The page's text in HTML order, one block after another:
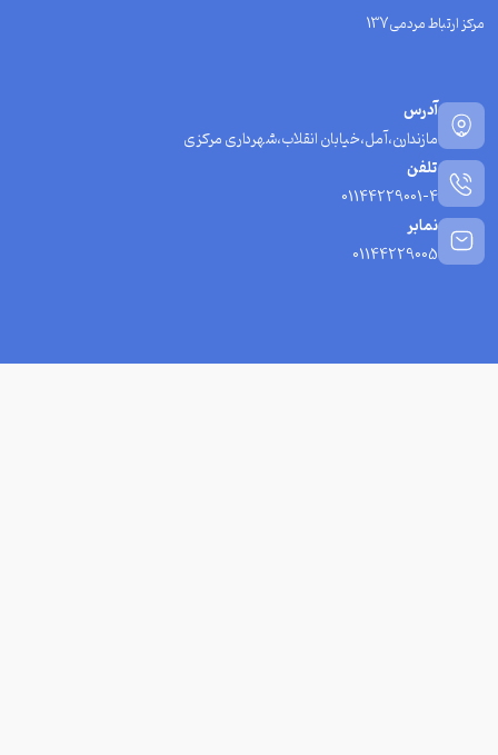
مرکز ارتباط مردمی137
آدرس
مازندارن،آمل،خیابان انقلاب،شهرداری مرکزی
تلفن
01144229001-4
نمابر
01144229005